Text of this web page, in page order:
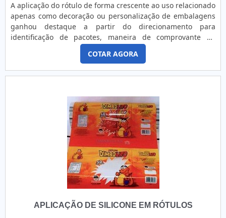
empresas que visam apenas o lucro, deixando a desejar nos
outros fatores.Tudo isso e muito mais são os motivos pelos
quais a Guaraçai Fitas Adesivas é uma empresa
comprometida com seus serviços quando falamos do
segmento de fitas dupla face. A empresa busca a tecnologia
e desenvolvimento no que gera resultado e qualidade para
os clientes.EFICIÊNCIA E QUALIDADE COMPROVADASomente
fitas dupla face. É possível encontrar uma grande variedade
no portfólio como fita dupla face refilada e fita dupla face
5mm com ótima qualidade e proteção.Garantimos a
satisfação dos clientes através de um atendimento singular,
por meio de profissionais treinados e altamente
qualificados. A Guaraçai Fitas Adesivas é uma empresa que
tem se destacado da concorrência por toda seriedade e
qualidade, o que comprova sua essência de trazer o melhor
para os parceiros.
A aplicação do rótulo de forma crescente ao uso relacionado
apenas como decoração ou personalização de embalagens
ganhou destaque a partir do direcionamento para
identificação de pacotes, maneira de comprovante de
inviolabilidade de envelopes e caixas ou mesmo para
aplicação de códigos de barra e dados em mercadorias e
pacotes.Esse destaque das demais funções do rótulo
resultou em um trabalho para aprimorar os modelos do
precificação, os adesi.
COTAR AGORA
APLICAÇÃO DE SILICONE EM RÓTULOS